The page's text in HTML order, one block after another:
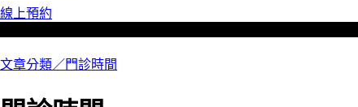
線上預約
文章分類／門診時間